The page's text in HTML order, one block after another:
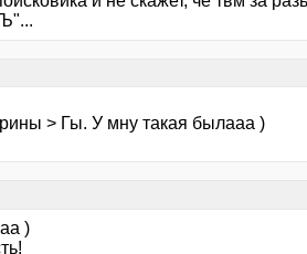
> Гы. У мну такая былааа )
)